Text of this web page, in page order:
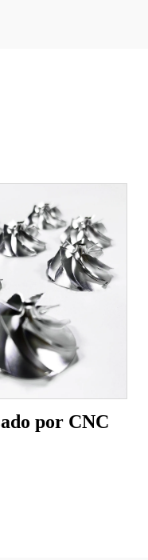
por CNC